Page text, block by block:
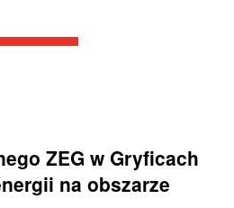
ZEG w Gryficach
na obszarze